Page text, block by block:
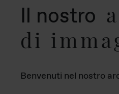
Il nostro
di
Benvenuti nel nostro